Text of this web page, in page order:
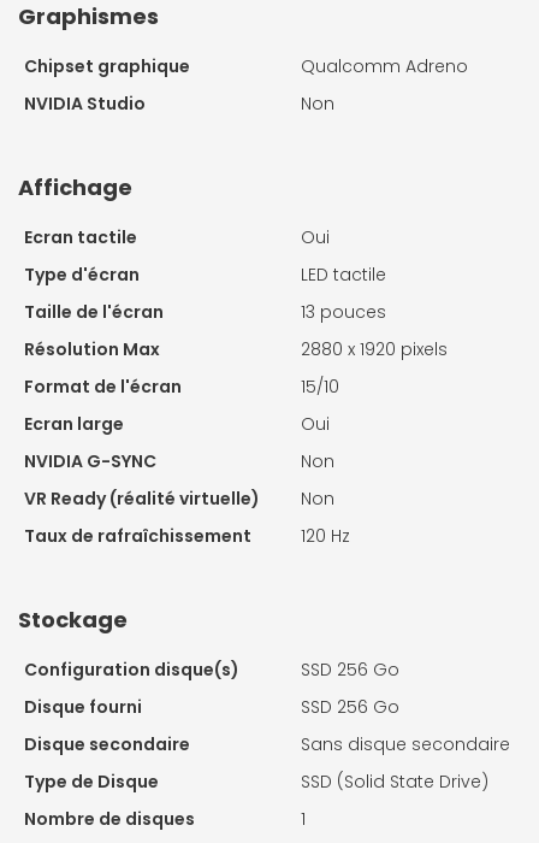
Graphismes
Chipset graphique
Qualcomm Adreno
NVIDIA Studio
Non
Affichage
Ecran tactile
Oui
Type d'écran
LED tactile
Taille de l'écran
13 pouces
Résolution Max
2880 x 1920 pixels
Format de l'écran
15/10
Ecran large
Oui
NVIDIA G-SYNC
Non
VR Ready (réalité virtuelle)
Non
Taux de rafraîchissement
120 Hz
Stockage
Configuration disque(s)
SSD 256 Go
Disque fourni
SSD 256 Go
Disque secondaire
Sans disque secondaire
Type de Disque
SSD (Solid State Drive)
Nombre de disques
1